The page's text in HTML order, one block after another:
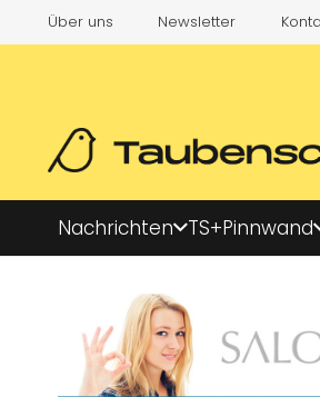
Über uns Newsletter
Nachrichten TS+Pinnwand